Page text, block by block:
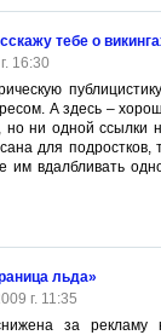
тебе о
16:30
А здесь –
но ни одной ссылки
для
вдалбливать
льда»
г. 11:35
за рекламу